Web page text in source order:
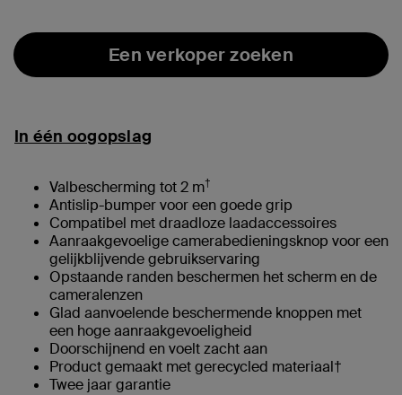
Een verkoper zoeken
In één oogopslag
Valbescherming tot 2 m†
Antislip-bumper voor een goede grip
Compatibel met draadloze laadaccessoires
Aanraakgevoelige camerabedieningsknop voor een
gelijkblijvende gebruikservaring
Opstaande randen beschermen het scherm en de
cameralenzen
Glad aanvoelende beschermende knoppen met
een hoge aanraakgevoeligheid
Doorschijnend en voelt zacht aan
Product gemaakt met gerecycled materiaal†
Twee jaar garantie